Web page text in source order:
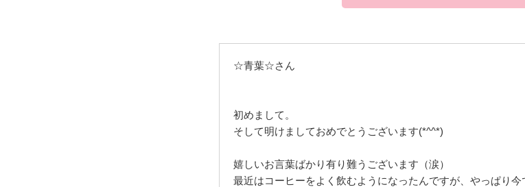
☆青葉☆さん
初めまして。
そして明けましておめでとうございます(*^^*)
嬉しいお言葉ばかり有り難うございます（涙）
最近はコーヒーをよく飲むようになったんですが、やっぱり今